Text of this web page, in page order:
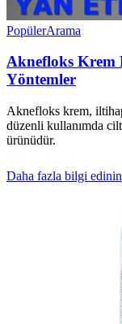
PopülerArama
Aknefloks Krem
Yöntemler
Aknefloks krem,
düzenli kullanımda
ürünüdür.
Daha fazla bilgi edinin